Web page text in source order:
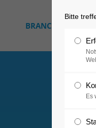
Bitte
Es